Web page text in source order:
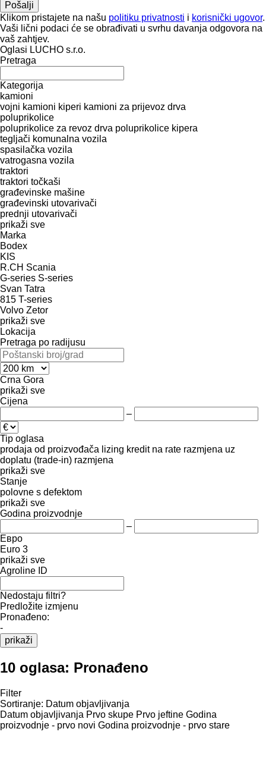
Klikom pristajete na našu politiku privatnosti i korisnički ugovor.
Vaši lični podaci će se obrađivati ​​u svrhu davanja odgovora na
vaš zahtjev.
Oglasi LUCHO s.r.o.
Pretraga
Kategorija
kamioni
vojni kamioni kiperi kamioni za prijevoz drva
poluprikolice
poluprikolice za revoz drva poluprikolice kipera
tegljači komunalna vozila
spasilačka vozila
vatrogasna vozila
traktori
traktori točkaši
građevinske mašine
građevinski utovarivači
prednji utovarivači
prikaži sve
Marka
Bodex
KIS
R.CH Scania
G-series S-series
Svan Tatra
815 T-series
Volvo Zetor
prikaži sve
Lokacija
Pretraga po radijusu
Crna Gora
prikaži sve
Cijena
–
Tip oglasa
prodaja od proizvođača lizing kredit na rate razmjena uz
doplatu (trade-in) razmjena
prikaži sve
Stanje
polovne s defektom
prikaži sve
Godina proizvodnje
–
Евро
Euro 3
prikaži sve
Agroline ID
Nedostaju filtri?
Predložite izmjenu
Pronađeno:
-
prikaži
10 oglasa: Pronađeno
Filter
Sortiranje: Datum objavljivanja
Datum objavljivanja Prvo skupe Prvo jeftine Godina
proizvodnje - prvo novi Godina proizvodnje - prvo stare